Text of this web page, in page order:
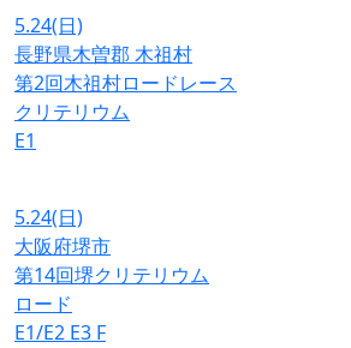
5.24(日)
長野県木曽郡 木祖村
第2回木祖村ロードレース
クリテリウム
E1
5.24(日)
大阪府堺市
第14回堺クリテリウム
ロード
E1/E2 E3 F